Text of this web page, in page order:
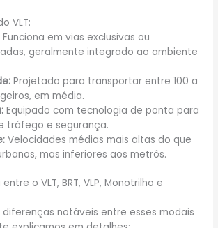
VLT:
Funciona em vias exclusivas ou
geralmente integrado ao ambiente
Projetado para transportar entre 100 a
em média.
Equipado com tecnologia de ponta para
tráfego e segurança.
Velocidades médias mais altas do que
mas inferiores aos metrôs.
o VLT, BRT, VLP, Monotrilho e
diferenças notáveis entre esses modais